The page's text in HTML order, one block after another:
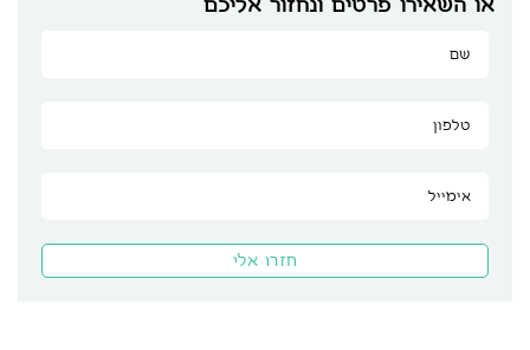
או השאירו פרטים ונחזור אליכם